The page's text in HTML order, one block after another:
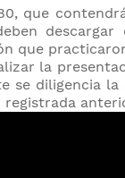
que
que
la
se diligencia